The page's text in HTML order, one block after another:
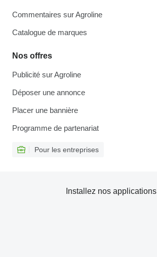
Commentaires sur Agroline
Catalogue de marques
Nos offres
Publicité sur Agroline
Déposer une annonce
Placer une bannière
Programme de partenariat
Pour les entreprises
Installez nos applications